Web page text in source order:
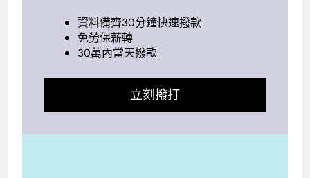
資料備齊30分鐘快速撥款
免勞保薪轉
30萬內當天撥款
立刻撥打